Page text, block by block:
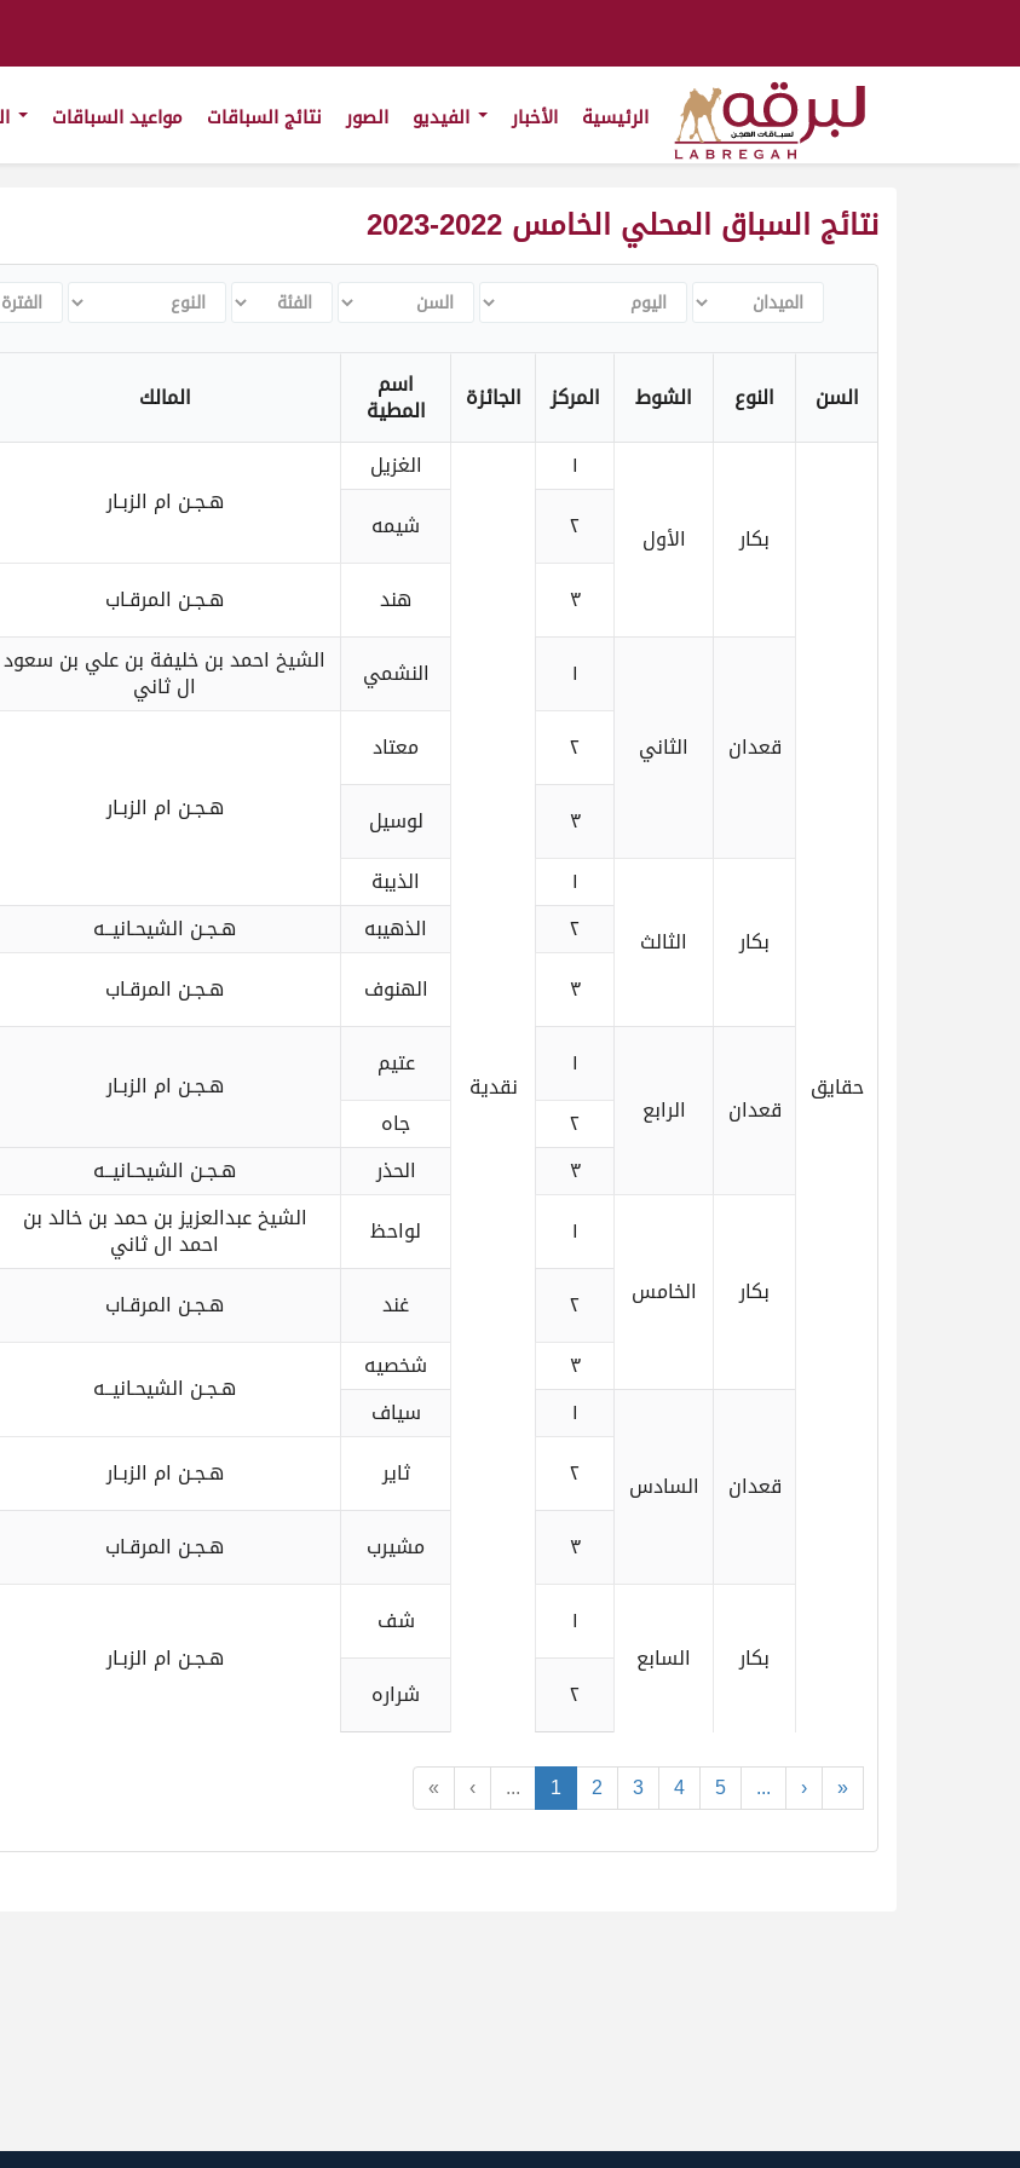
الرئيسية الأخبار الصور نتائج السباقات مواعيد السباقات
نتائج السباق المحلي الخامس 2022-2023
الميدان اليوم السن الفئة النوع الفترة
السن النوع الشوط المركز الجائزة اسم
المطية المالك
« ‹ ... 1 2 3 4 5 ... › »
حقايق
بكار الأول
١
نقدية
الغزيل
هـجـن ام الزبـار
٢
شيمه
٣
هند هـجـن المرقـاب
قعدان الثاني
١ النشمي الشيخ احمد بن خليفة بن علي بن سعود
ال ثاني
٢
معتاد
هـجـن ام الزبـار
٣
لوسيل
بكار الثالث
١ الذيبة
٢
الذهيبه هـجـن الشيحـانيــه
٣
الهنوف هـجـن المرقـاب
قعدان الرابع
١ عتيم
هـجـن ام الزبـار
٢
جاه
٣
الحذر هـجـن الشيحـانيــه
بكار الخامس
١ لواحظ الشيخ عبدالعزيز بن حمد بن خالد بن
احمد ال ثاني
٢
غند هـجـن المرقـاب
٣
شخصيه
هـجـن الشيحـانيــه
قعدان السادس
١ سياف
٢
ثاير هـجـن ام الزبـار
٣
مشيرب هـجـن المرقـاب
بكار السابع
١
شف
هـجـن ام الزبـار
٢
شراره